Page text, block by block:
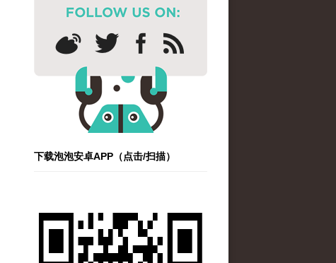
下载泡泡安卓APP（点击/扫描）